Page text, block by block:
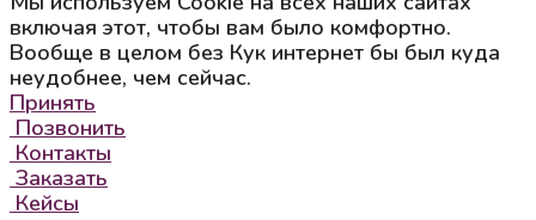
включая этот, чтобы вам было комфортно.
Вообще в целом без Кук интернет бы был куда
неудобнее, чем сейчас.
Принять
Позвонить
Контакты
Заказать
Кейсы